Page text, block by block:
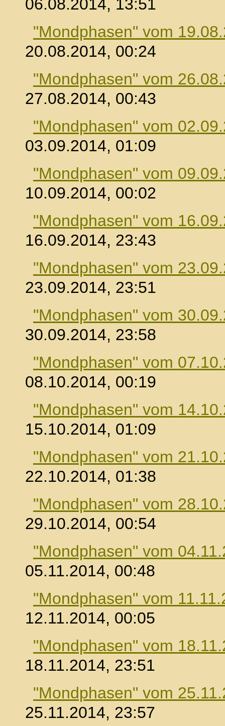
06.08.2014, 13:51
"Mondphasen" vom
20.08.2014, 00:24
"Mondphasen" vom
27.08.2014, 00:43
"Mondphasen" vom
03.09.2014, 01:09
"Mondphasen" vom
10.09.2014, 00:02
"Mondphasen" vom
16.09.2014, 23:43
"Mondphasen" vom
23.09.2014, 23:51
"Mondphasen" vom
30.09.2014, 23:58
"Mondphasen" vom
08.10.2014, 00:19
"Mondphasen" vom
15.10.2014, 01:09
"Mondphasen" vom
22.10.2014, 01:38
"Mondphasen" vom
29.10.2014, 00:54
"Mondphasen" vom
05.11.2014, 00:48
"Mondphasen" vom
12.11.2014, 00:05
"Mondphasen" vom
18.11.2014, 23:51
"Mondphasen" vom
25.11.2014, 23:57